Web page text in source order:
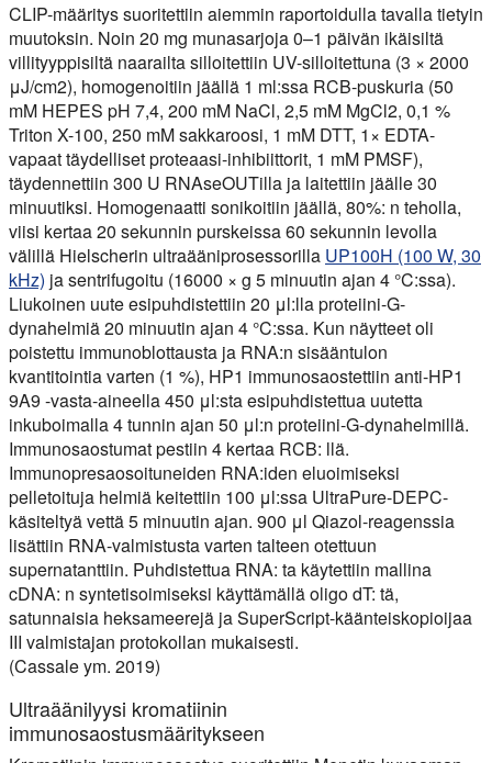
CLIP-määritys suoritettiin aiemmin raportoidulla tavalla tietyin
muutoksin. Noin 20 mg munasarjoja 0–1 päivän ikäisiltä
villityyppisiltä naarailta silloitettiin UV-silloitettuna (3 × 2000
μJ/cm2), homogenoitiin jäällä 1 ml:ssa RCB-puskuria (50
mM HEPES pH 7,4, 200 mM NaCl, 2,5 mM MgCl2, 0,1 %
Triton X-100, 250 mM sakkaroosi, 1 mM DTT, 1× EDTA-
vapaat täydelliset proteaasi-inhibiittorit, 1 mM PMSF),
täydennettiin 300 U RNAseOUTilla ja laitettiin jäälle 30
minuutiksi. Homogenaatti sonikoitiin jäällä, 80%: n teholla,
viisi kertaa 20 sekunnin purskeissa 60 sekunnin levolla
välillä Hielscherin ultraääniprosessorilla UP100H (100 W, 30
kHz) ja sentrifugoitu (16000 × g 5 minuutin ajan 4 °C:ssa).
Liukoinen uute esipuhdistettiin 20 μl:lla proteiini-G-
dynahelmiä 20 minuutin ajan 4 °C:ssa. Kun näytteet oli
poistettu immunoblottausta ja RNA:n sisääntulon
kvantitointia varten (1 %), HP1 immunosaostettiin anti-HP1
9A9 -vasta-aineella 450 μl:sta esipuhdistettua uutetta
inkuboimalla 4 tunnin ajan 50 μl:n proteiini-G-dynahelmillä.
Immunosaostumat pestiin 4 kertaa RCB: llä.
Immunopresaosoituneiden RNA:iden eluoimiseksi
pelletoituja helmiä keitettiin 100 μl:ssa UltraPure-DEPC-
käsiteltyä vettä 5 minuutin ajan. 900 μl Qiazol-reagenssia
lisättiin RNA-valmistusta varten talteen otettuun
supernatanttiin. Puhdistettua RNA: ta käytettiin mallina
cDNA: n syntetisoimiseksi käyttämällä oligo dT: tä,
satunnaisia heksameerejä ja SuperScript-käänteiskopioijaa
III valmistajan protokollan mukaisesti.
(Cassale ym. 2019)
Ultraäänilyysi kromatiinin
immunosaostusmääritykseen